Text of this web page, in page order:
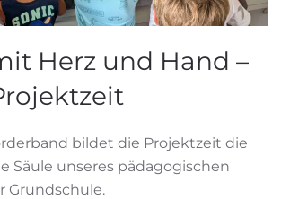
Herz und Hand –
bildet die Projektzeit die
Säule unseres pädagogischen
Grundschule.